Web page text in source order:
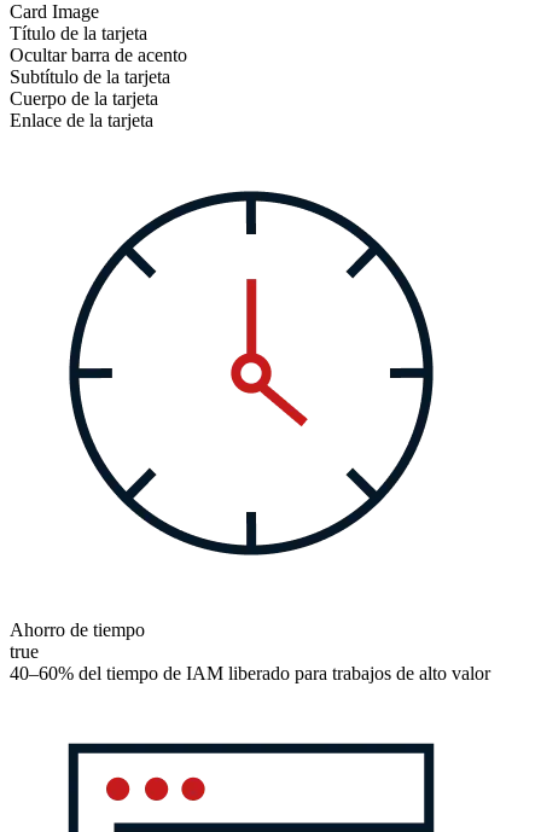
Card Image
Título de la tarjeta
Ocultar barra de acento
Subtítulo de la tarjeta
Cuerpo de la tarjeta
Enlace de la tarjeta
Ahorro de tiempo
true
40–60% del tiempo de IAM liberado para trabajos de alto valor